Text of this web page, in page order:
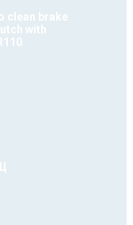
clean brake
with